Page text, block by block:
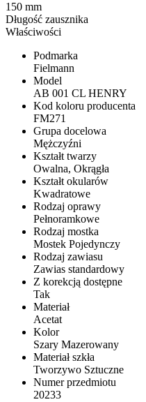
Właściwości
Podmarka
Fielmann
Model
AB 001 CL HENRY
Kod koloru producenta
FM271
Grupa docelowa
Mężczyźni
Kształt twarzy
Owalna, Okrągła
Kształt okularów
Kwadratowe
Rodzaj oprawy
Pełnoramkowe
Rodzaj mostka
Mostek Pojedynczy
Rodzaj zawiasu
Zawias standardowy
Z korekcją dostępne
Tak
Materiał
Acetat
Kolor
Szary Mazerowany
Materiał szkła
Tworzywo Sztuczne
Numer przedmiotu
20233
150 mm
Długość zausznika